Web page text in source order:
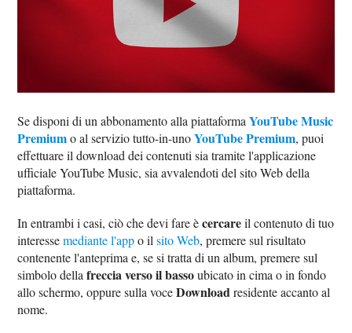
Se disponi di un abbonamento alla piattaformaYouTube Music
Premiumo al servizio tutto-in-unoYouTube Premium, puoi
effettuare il download dei contenuti sia tramite l'applicazione
ufficiale YouTube Music, sia avvalendoti del sito Web della
piattaforma.
In entrambi i casi, ciò che devi fare ècercareil contenuto di tuo
interessemediante l'appo ilsito Web, premere sul risultato
contenente l'anteprima e, se si tratta di un album, premere sul
simbolo dellafreccia verso il bassoubicato in cima o in fondo
allo schermo, oppure sulla voceDownloadresidente accanto al
nome.